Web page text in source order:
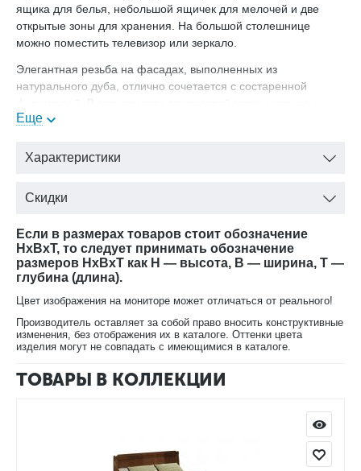
ящика для белья, небольшой ящичек для мелочей и две
открытые зоны для хранения. На большой столешнице
можно поместить телевизор или зеркало.
Элегантная резьба на фасадах, выполненных из
натурального дуба, отлично сочетается с состаренной
можно подобрать один из трех цветов: «белая эмаль»,
Создать элегантную спальню можно, дополнив эту модель
прикроватными тумбочками и изящным зеркалом.
В нашем интернет-магазине Вы можете купить прикроватную
комод Нинель ММ-167-04 с доставкой на дом.
Еще
Характеристики
Скидки
Если в размерах товаров стоит обозначение
HxBxT, то следует принимать обозначение
размеров HxBxT как H — высота, B — ширина, T —
глубина (длина).
Цвет изображения на мониторе может отличаться от реального!
Производитель оставляет за собой право вносить конструктивные
изменения, без отображения их в каталоге. Оттенки цвета
изделия могут не совпадать с имеющимися в каталоге.
ТОВАРЫ В КОЛЛЕКЦИИ